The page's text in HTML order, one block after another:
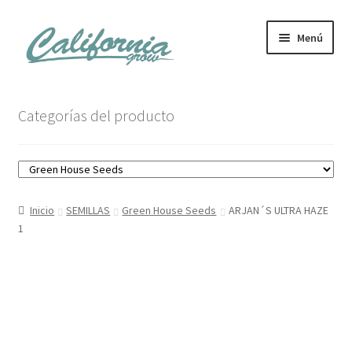
al
contenido
Menú
Carrito
Mi cuenta
Categorías del producto
Inicio SEMILLAS Green House Seeds
ARJAN´S ULTRA HAZE
1